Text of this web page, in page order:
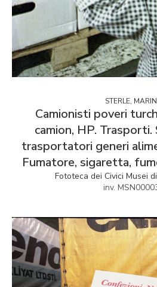
STERLE,
Camionisti poveri
camion, HP. Trasporti.
trasportatori generi
Fumatore, sigaretta,
Fototeca dei Civici Musei
inv.